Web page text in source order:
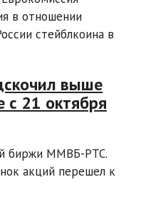
в отношении
стейблкоина в
выше
с 21 октября
биржи ММВБ-РТС.
акций перешел к